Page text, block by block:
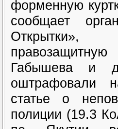
форменную
сообщает
Открытки»,
Габышева и
оштрафовали
статье о
полиции (19.3